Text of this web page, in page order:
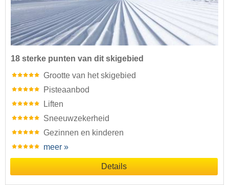
18 sterke punten van dit skigebied
Grootte van het skigebied
Pisteaanbod
Liften
Sneeuwzekerheid
Gezinnen en kinderen
meer »
Details